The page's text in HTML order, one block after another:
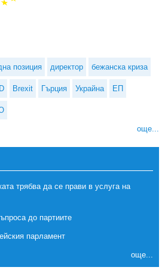
позиция директор бежанска криза
Brexit Гърция Украйна ЕП
още...
трябва да се прави в услуга на
до партиите
парламент
още...